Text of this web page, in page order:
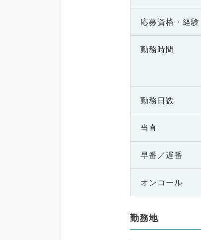
応募資格・ 経験
勤務時間
勤務日数
当直
早番／遅番
オンコール
勤務地